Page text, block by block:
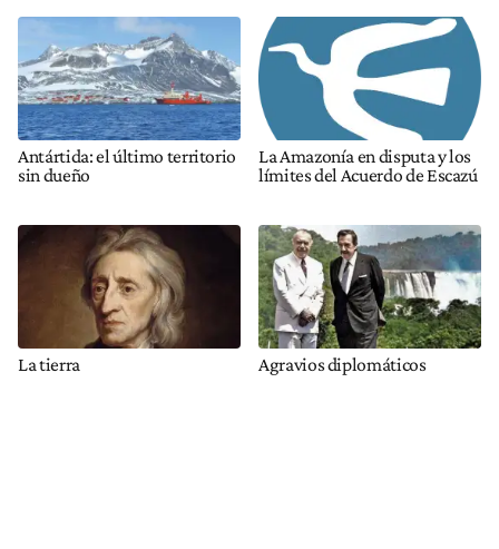
Antártida: el último territorio
sin dueño
La Amazonía en disputa y los
límites del Acuerdo de Escazú
La tierra Agravios diplomáticos